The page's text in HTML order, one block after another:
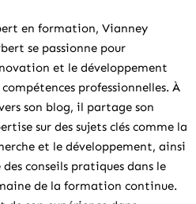
en formation, Vianney
se passionne pour
et le développement
compétences professionnelles. À
son blog, il partage son
sur des sujets clés comme la
et le développement, ainsi
des conseils pratiques dans le
de la formation continue.